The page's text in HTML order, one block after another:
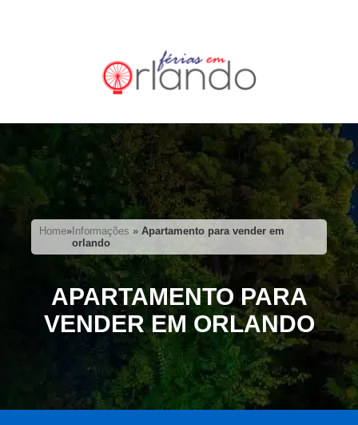
Home» Informações »Apartamento para vender em
orlando
APARTAMENTO PARA
VENDER EM ORLANDO